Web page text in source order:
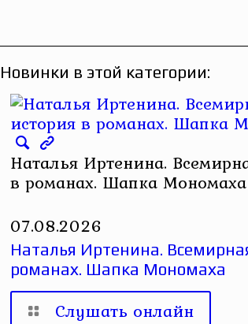
Новинки в этой категории:
Наталья Иртенина.
в романах. Шапка Мономаха
07.08.2026
Наталья Иртенина.
романах. Шапка Мономаха
Слушать онлайн